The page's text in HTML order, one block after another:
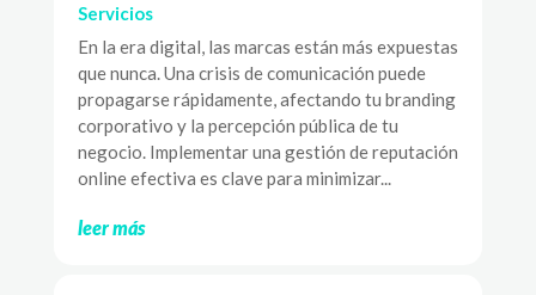
Servicios
En la era digital, las marcas están más expuestas
que nunca. Una crisis de comunicación puede
propagarse rápidamente, afectando tu branding
corporativo y la percepción pública de tu
negocio. Implementar una gestión de reputación
online efectiva es clave para minimizar...
leer más